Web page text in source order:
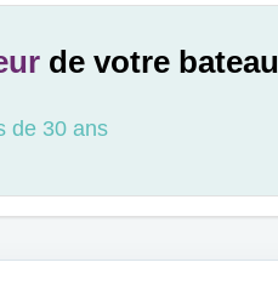
de votre bateau
de 30 ans